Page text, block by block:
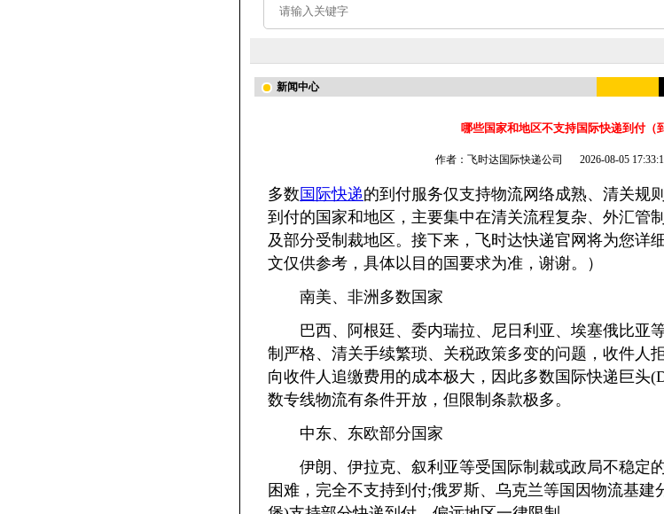
新闻中心
哪些国家和地区不支持国际快递到付（
作者：飞时达国际快递公司 2026-08-05
多数 国际快递的到付服务仅支持物流网络成熟、清关规
到付的国家和地区，主要集中在清关流程复杂、外汇管
及部分受制裁地区。接下来，飞时达快递官网将为您详
文仅供参考，具体以目的国要求为准，谢谢。）
南美、非洲多数国家
巴西、阿根廷、委内瑞拉、尼日利亚、埃塞俄比亚
制严格、清关手续繁琐、关税政策多变的问题，收件人
向收件人追缴费用的成本极大，因此多数国际快递巨头
数专线物流有条件开放，但限制条款极多。
中东、东欧部分国家
伊朗、伊拉克、叙利亚等受国际制裁或政局不稳定
困难，完全不支持到付;俄罗斯、乌克兰等国因物流基